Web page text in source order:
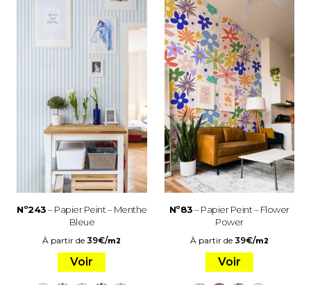
Nº243– Papier Peint – Menthe
Bleue
À partir de39€/m2
Voir
Nº83– Papier Peint – Flower
Power
À partir de 39€/m2
Voir